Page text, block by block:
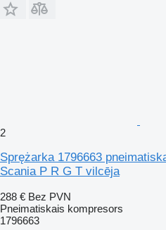
2
Sprężarka 1796663
Scania P R G T vilcēja
288 € Bez PVN
Pneimatiskais kompresors
1796663